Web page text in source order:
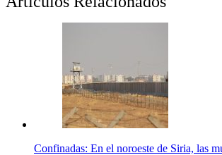
Confinadas: En el noroeste de Siria, las